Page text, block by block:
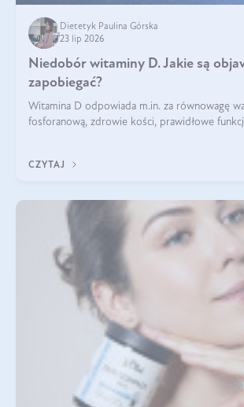
Dietetyk Paulina Górska
23 lip 2026
Niedobór witaminy D. Jakie są
zapobiegać?
Witamina D odpowiada m.in. za równowagę
fosforanową, zdrowie kości, prawidłowe
problemem.
CZYTAJ